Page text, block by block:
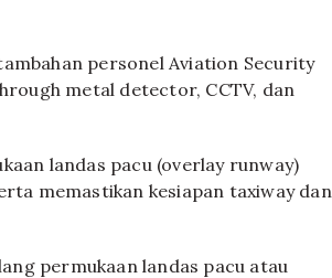
personel Aviation Security
metal detector, CCTV, dan
landas pacu (overlay runway)
memastikan kesiapan taxiway dan
permukaan landas pacu atau